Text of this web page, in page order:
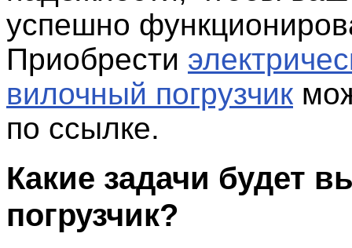
успешно
Приобрести
вилочный погрузчик
по ссылке.
Какие задачи будет
погрузчик?